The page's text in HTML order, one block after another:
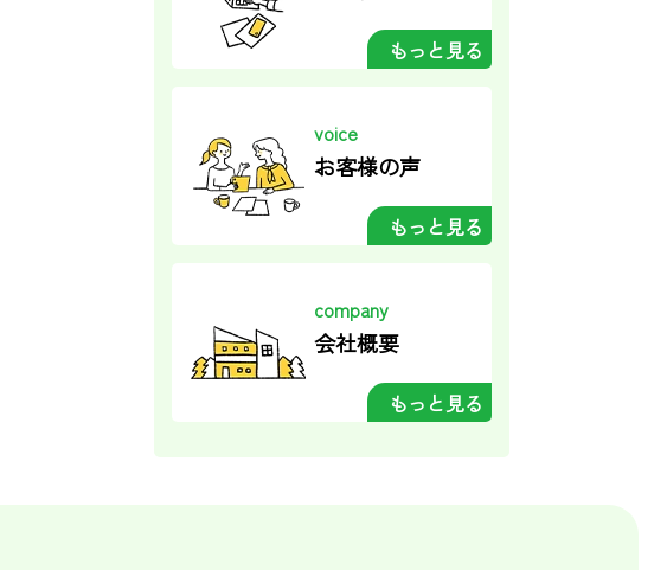
もっと見る
voice
お客様の声
もっと見る
company
会社概要
もっと見る